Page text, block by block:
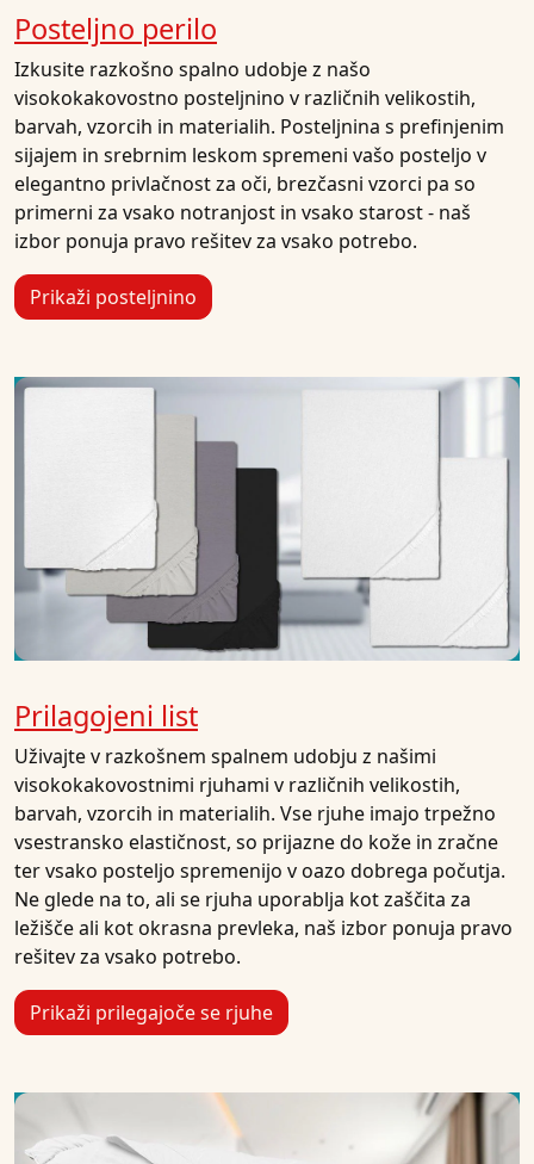
Posteljno perilo
Izkusite razkošno spalno udobje z našo
visokokakovostno posteljnino v različnih velikostih,
barvah, vzorcih in materialih. Posteljnina s prefinjenim
sijajem in srebrnim leskom spremeni vašo posteljo v
elegantno privlačnost za oči, brezčasni vzorci pa so
primerni za vsako notranjost in vsako starost - naš
izbor ponuja pravo rešitev za vsako potrebo.
Prikaži posteljnino
Prilagojeni list
Uživajte v razkošnem spalnem udobju z našimi
visokokakovostnimi rjuhami v različnih velikostih,
barvah, vzorcih in materialih. Vse rjuhe imajo trpežno
vsestransko elastičnost, so prijazne do kože in zračne
ter vsako posteljo spremenijo v oazo dobrega počutja.
Ne glede na to, ali se rjuha uporablja kot zaščita za
ležišče ali kot okrasna prevleka, naš izbor ponuja pravo
rešitev za vsako potrebo.
Prikaži prilegajoče se rjuhe